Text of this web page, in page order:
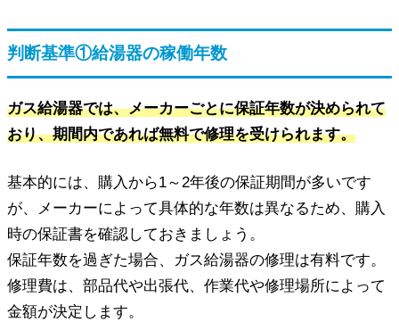
判断基準①給湯器の稼働年数
ガス給湯器では、メーカーごとに保証年数が決められて
おり、期間内であれば無料で修理を受けられます。
基本的には、購入から1～2年後の保証期間が多いです
が、メーカーによって具体的な年数は異なるため、購入
時の保証書を確認しておきましょう。
保証年数を過ぎた場合、ガス給湯器の修理は有料です。
修理費は、部品代や出張代、作業代や修理場所によって
金額が決定します。